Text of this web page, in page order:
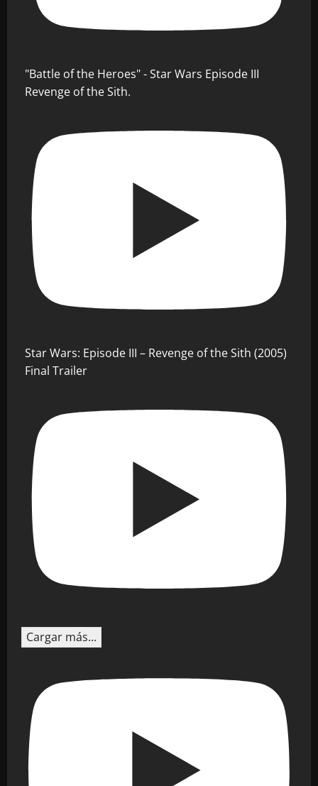
"Battle of the Heroes" - Star Wars Episode III
Revenge of the Sith.
Star Wars: Episode III – Revenge of the Sith (2005)
Final Trailer
Cargar más...